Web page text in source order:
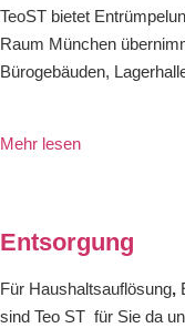
TeoST bietet
Raum München
Bürogebäuden,
Mehr lesen
Entsorgung
Für Haushaltsauflösung,
sind Teo ST für Sie da